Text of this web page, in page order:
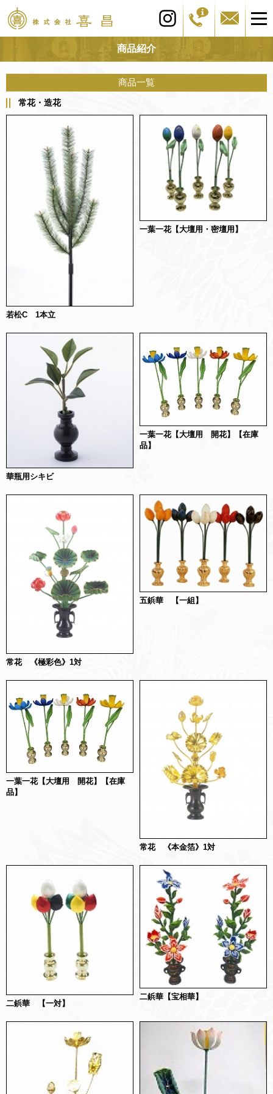
商品紹介
商品一覧
常花・造花
若松C 1本立
一葉一花【大壇用・密壇用】
華瓶用シキビ
一葉一花【大壇用 開花】【在庫
品】
常花 《極彩色》1対
五鋲華 【一組】
一葉一花【大壇用 開花】【在庫
品】
常花 《本金箔》1対
二鋲華 【一対】
二鋲華【宝相華】